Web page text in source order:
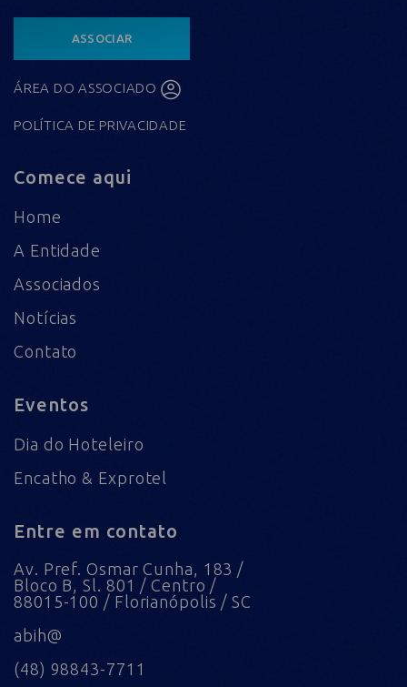
ASSOCIAR
ÁREA DO ASSOCIADO
POLÍTICA DE PRIVACIDADE
Comece aqui
Home
A Entidade
Associados
Notícias
Contato
Eventos
Dia do Hoteleiro
Encatho & Exprotel
Entre em contato
Av. Pref. Osmar Cunha, 183 /
Bloco B, Sl. 801 / Centro /
88015-100 / Florianópolis / SC
abih@
(48) 98843-7711